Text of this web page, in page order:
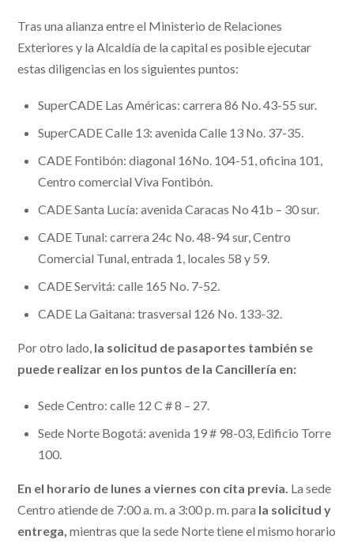
Tras una alianza entre el Ministerio de Relaciones
Exteriores y la Alcaldía de la capital es posible ejecutar
estas diligencias en los siguientes puntos:
SuperCADE Las Américas: carrera 86 No. 43-55 sur.
SuperCADE Calle 13: avenida Calle 13 No. 37-35.
CADE Fontibón: diagonal 16No. 104-51, oficina 101,
Centro comercial Viva Fontibón.
CADE Santa Lucía: avenida Caracas No 41b – 30 sur.
CADE Tunal: carrera 24c No. 48-94 sur, Centro
Comercial Tunal, entrada 1, locales 58 y 59.
CADE Servitá: calle 165 No. 7-52.
CADE La Gaitana: trasversal 126 No. 133-32.
Por otro lado, la solicitud de pasaportes también se
puede realizar en los puntos de la Cancillería en:
Sede Centro: calle 12 C # 8 – 27.
Sede Norte Bogotá: avenida 19 # 98-03, Edificio Torre
100.
En el horario de lunes a viernes con cita previa. La sede
Centro atiende de 7:00 a. m. a 3:00 p. m. para la solicitud y
entrega,mientras que la sede Norte tiene el mismo horario